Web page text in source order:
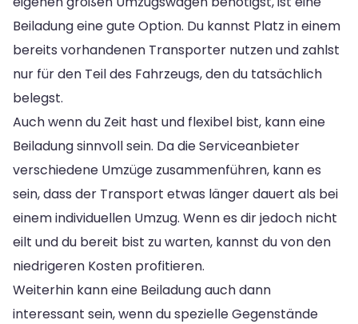
Beiladung eine gute Option. Du kannst Platz in einem
bereits vorhandenen Transporter nutzen und zahlst
nur für den Teil des Fahrzeugs, den du tatsächlich
belegst.
Auch wenn du Zeit hast und flexibel bist, kann eine
Beiladung sinnvoll sein. Da die Serviceanbieter
verschiedene Umzüge zusammenführen, kann es
sein, dass der Transport etwas länger dauert als bei
einem individuellen Umzug. Wenn es dir jedoch nicht
eilt und du bereit bist zu warten, kannst du von den
niedrigeren Kosten profitieren.
Weiterhin kann eine Beiladung auch dann
interessant sein, wenn du spezielle Gegenstände